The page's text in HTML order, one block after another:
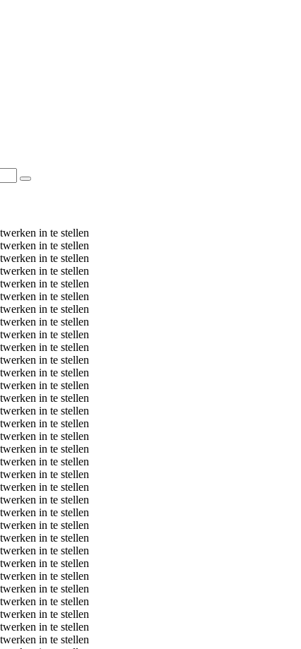
in te stellen
in te stellen
in te stellen
in te stellen
in te stellen
in te stellen
in te stellen
in te stellen
in te stellen
in te stellen
in te stellen
in te stellen
in te stellen
in te stellen
in te stellen
in te stellen
in te stellen
in te stellen
in te stellen
in te stellen
in te stellen
in te stellen
in te stellen
in te stellen
in te stellen
in te stellen
in te stellen
in te stellen
in te stellen
in te stellen
in te stellen
in te stellen
in te stellen